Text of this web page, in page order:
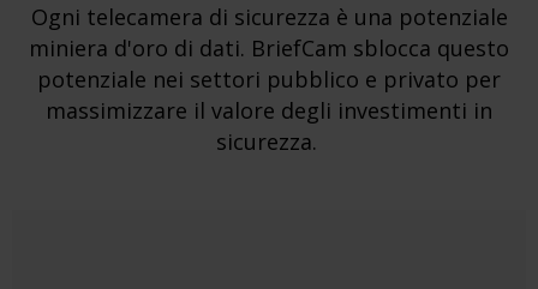
Ogni telecamera di sicurezza è una potenziale
miniera d'oro di dati. BriefCam sblocca questo
potenziale nei settori pubblico e privato per
massimizzare il valore degli investimenti in
sicurezza.